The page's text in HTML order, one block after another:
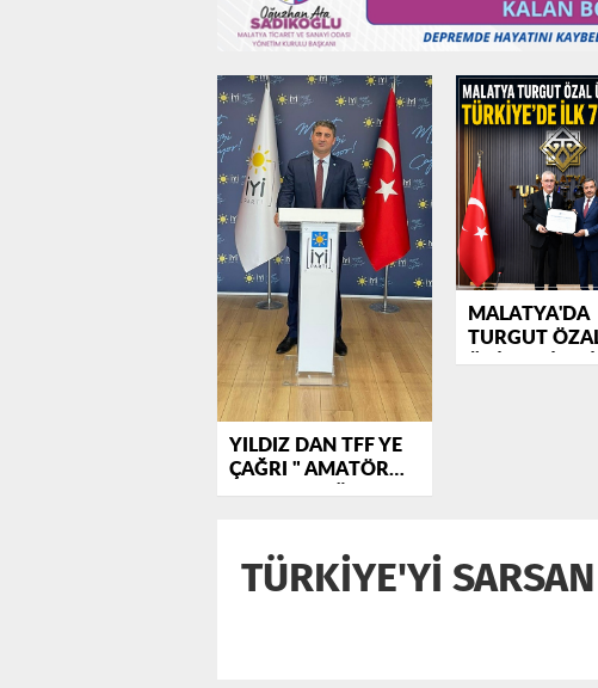
YILDIZ DAN TFF YE
ÇAĞRI " AMATÖR
FUTBOLA KÖSTEK
MALATYA'DA
TURGUT
ÜNİVERSİTESİ
TÜRKİYE'Yİ